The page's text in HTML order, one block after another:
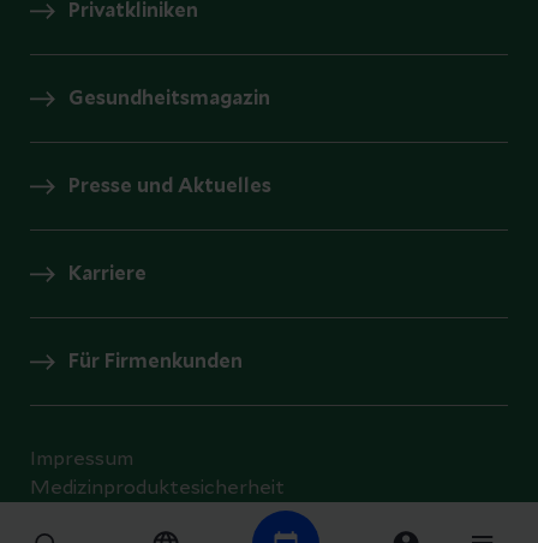
Privatkliniken
Gesundheitsmagazin
Presse und Aktuelles
Karriere
Für Firmenkunden
Impressum
Medizinproduktesicherheit